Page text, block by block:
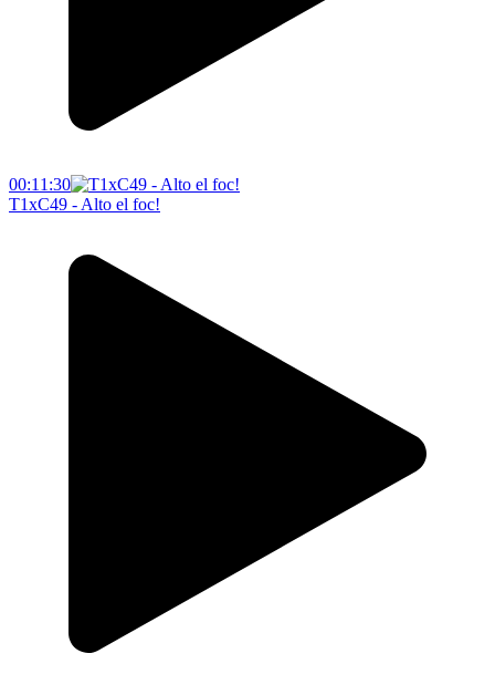
00:11:30
T1xC49 - Alto el foc!